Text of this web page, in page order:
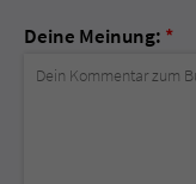
Deine Meinung: *